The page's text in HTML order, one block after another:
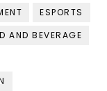
ESPORTS
AND BEVERAGE